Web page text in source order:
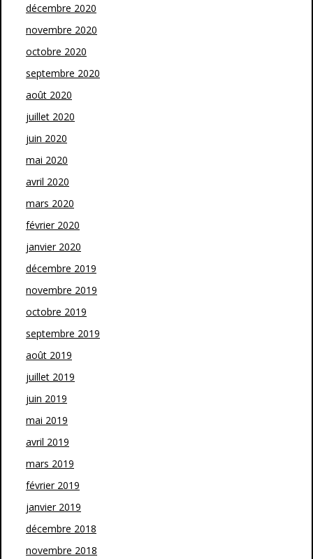
décembre 2020
novembre 2020
octobre 2020
septembre 2020
août 2020
juillet 2020
juin 2020
mai 2020
avril 2020
mars 2020
février 2020
janvier 2020
décembre 2019
novembre 2019
octobre 2019
septembre 2019
août 2019
juillet 2019
juin 2019
mai 2019
avril 2019
mars 2019
février 2019
janvier 2019
décembre 2018
novembre 2018